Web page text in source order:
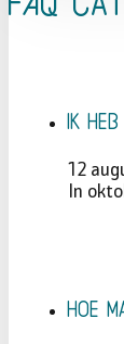
Ik
12
In
Hoe